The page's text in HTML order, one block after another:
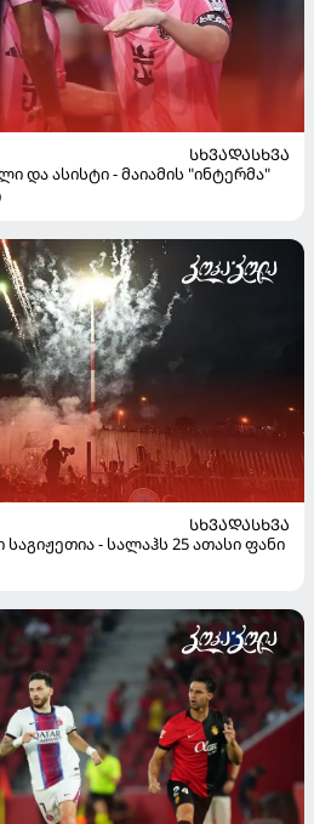
ᲡᲮᲕᲐᲓᲐᲡᲮᲕᲐ
და ასისტი - მაიამის "ინტერმა"
ᲡᲮᲕᲐᲓᲐᲡᲮᲕᲐ
საგიჟეთია - სალაჰს 25 ათასი ფანი